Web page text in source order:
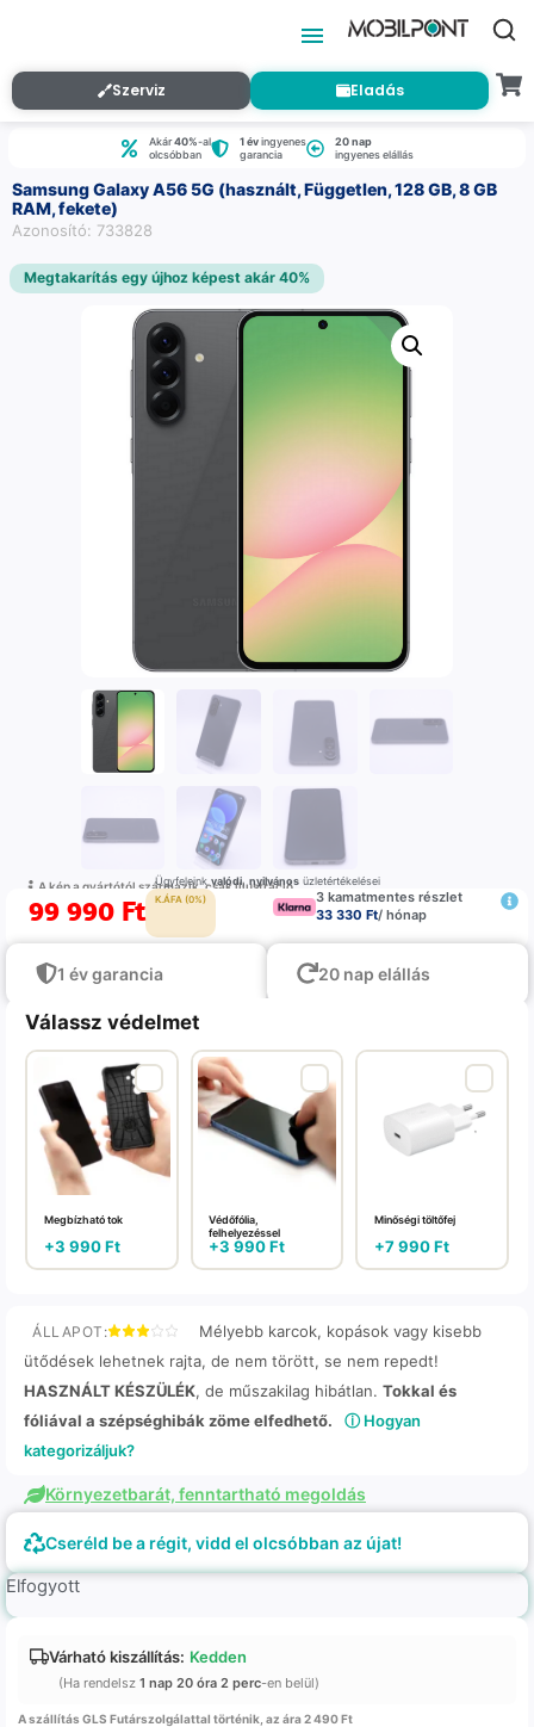
Szerviz Eladás
Akár40%-al
olcsóbban
1 évingyenes
garancia
20 nap
ingyenes elállás
Samsung Galaxy A56 5G (használt, Független, 128 GB, 8 GB
RAM, fekete)
Azonosító: 733828
Megtakarítás egy újhoz képest akár 40%
A kép a gyártótól származik, csak illustráció
Ügyfeleinkvalódi,nyilvánosüzletértékelései
99 990 Ft K.ÁFA (0%)
3 kamatmentes részlet
33 330 Ft/ hónap
1 év garancia 20 nap elállás
Válassz védelmet
Megbízható tok
+3 990Ft
Védőfólia,
felhelyezéssel
+3 990Ft
Minőségi töltőfej
+7 990Ft
ÁLLAPOT:
Mélyebb karcok, kopások vagy kisebb
ütődések lehetnek rajta, de nem törött, se nem repedt!
HASZNÁLT KÉSZÜLÉK, de műszakilag hibátlan. Tokkal és
fóliával a szépséghibák zöme elfedhető.
ⓘ Hogyan
kategorizáljuk?
Környezetbarát, fenntartható megoldás
Cseréld be a régit, vidd el olcsóbban az újat!
Elfogyott
Várható kiszállítás: Kedden
(Ha rendelsz 1 nap 20 óra 2 perc-en belül)
A szállítás GLS Futárszolgálattal történik, az ára 2 490 Ft